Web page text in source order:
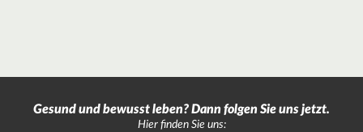
Gesund und bewusst leben? Dann folgen Sie uns jetzt.
Hier finden Sie uns: